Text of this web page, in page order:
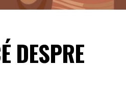
DESPRE